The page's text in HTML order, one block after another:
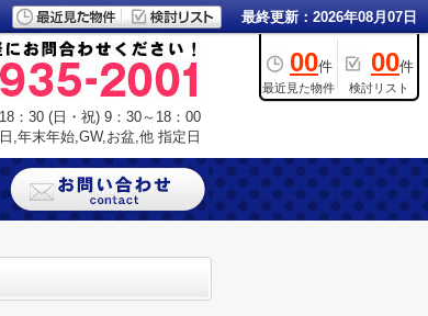
最終更新：2026年08月07日
00件
最近見た物件
00件
検討リスト
：30 (日・祝) 9：30～18：00
,年末年始,GW,お盆,他 指定日